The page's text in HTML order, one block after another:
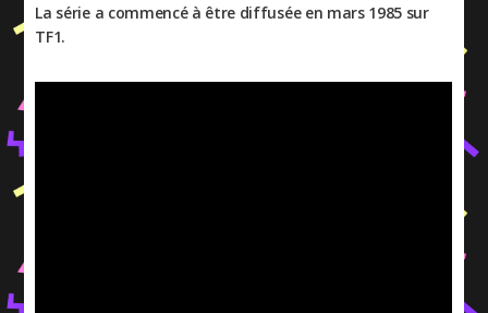
La série a commencé à être diffusée en mars 1985 sur
TF1.